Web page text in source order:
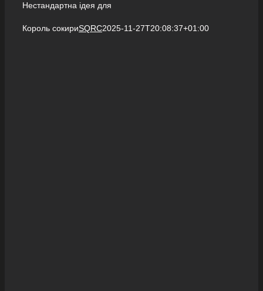
Нестандартна ідея для
Король сокириSQRC2025-11-27T20:08:37+01:00